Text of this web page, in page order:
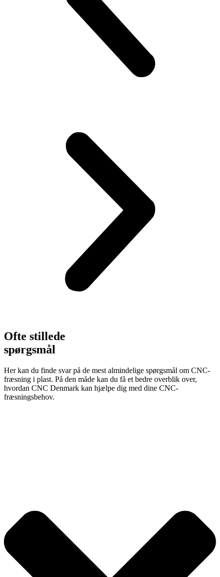
Ofte stillede
spørgs­mål​
Her kan du finde svar på de mest almindelige spørgsmål om CNC-
fræsning i plast. På den måde kan du få et bedre overblik over,
hvordan CNC Denmark kan hjælpe dig med dine CNC-
fræsningsbehov.